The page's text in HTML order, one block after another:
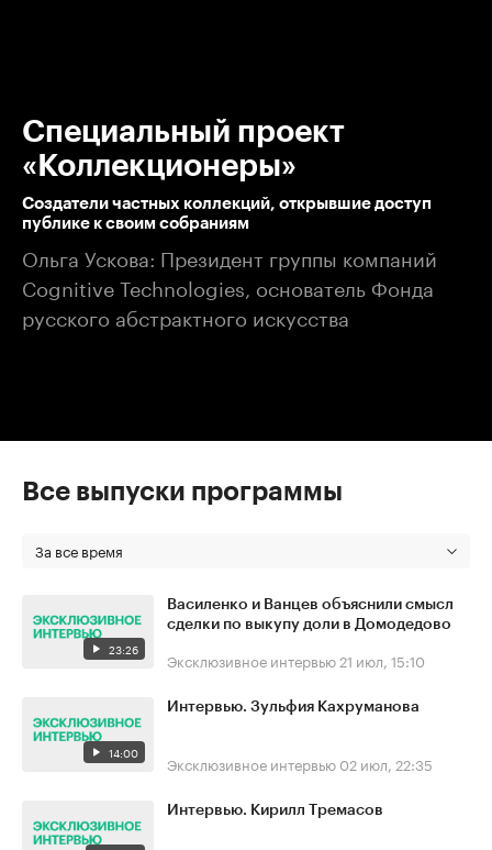
Специальный проект
«Коллекционеры»
Создатели частных коллекций, открывшие доступ
публике к своим собраниям
Ольга Ускова: Президент группы компаний
Cognitive Technologies, основатель Фонда
русского абстрактного искусства
Все выпуски программы
За все время
23:26
Василенко и Ванцев объяснили смысл
сделки по выкупу доли в Домодедово
Эксклюзивное интервью 21 июл, 15:10
14:00
Интервью. Зульфия Кахруманова
Эксклюзивное интервью 02 июл, 22:35
Интервью. Кирилл Тремасов